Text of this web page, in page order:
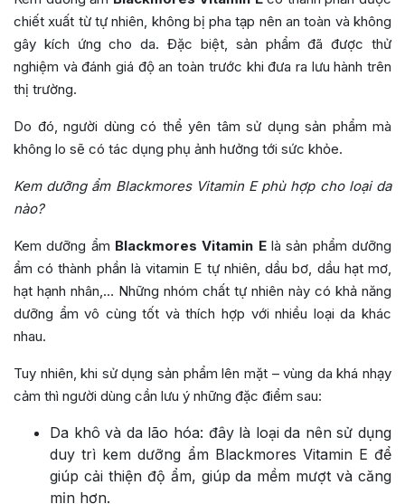
chiết xuất từ tự nhiên, không bị pha tạp nên an toàn và không
gây kích ứng cho da. Đặc biệt, sản phẩm đã được thử
nghiệm và đánh giá độ an toàn trước khi đưa ra lưu hành trên
thị trường.
Do đó, người dùng có thể yên tâm sử dụng sản phẩm mà
không lo sẽ có tác dụng phụ ảnh hưởng tới sức khỏe.
Kem dưỡng ẩm Blackmores Vitamin E phù hợp cho loại da
nào?
Kem dưỡng ẩm Blackmores Vitamin Elà sản phẩm dưỡng
ẩm có thành phần là vitamin E tự nhiên, dầu bơ, dầu hạt mơ,
hạt hạnh nhân,… Những nhóm chất tự nhiên này có khả năng
dưỡng ẩm vô cùng tốt và thích hợp với nhiều loại da khác
nhau.
Tuy nhiên, khi sử dụng sản phẩm lên mặt – vùng da khá nhạy
cảm thì người dùng cần lưu ý những đặc điểm sau:
Da khô và da lão hóa: đây là loại da nên sử dụng
duy trì kem dưỡng ẩm Blackmores Vitamin E để
giúp cải thiện độ ẩm, giúp da mềm mượt và căng
mịn hơn.